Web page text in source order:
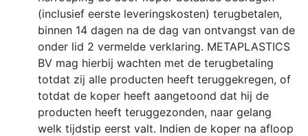
(inclusief eerste leveringskosten) terugbetalen,
binnen 14 dagen na de dag van ontvangst van de
onder lid 2 vermelde verklaring. METAPLASTICS
BV mag hierbij wachten met de terugbetaling
totdat zij alle producten heeft teruggekregen, of
totdat de koper heeft aangetoond dat hij de
producten heeft teruggezonden, naar gelang
welk tijdstip eerst valt. Indien de koper na afloop